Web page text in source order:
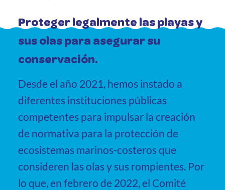
Proteger legalmente las playas y
sus olas para asegurar su
conservación.
Desde el año 2021, hemos instado a
diferentes instituciones públicas
competentes para impulsar la creación
de normativa para la protección de
ecosistemas marinos-costeros que
consideren las olas y sus rompientes. Por
lo que, en febrero de 2022, el Comité